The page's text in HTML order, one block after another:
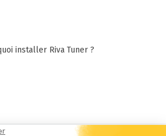
installer Riva Tuner ?